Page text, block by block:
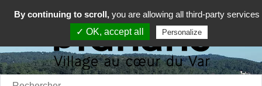
Rechercher:
By continuing to scroll, you are allowing all third-party services
✓ OK, accept all
Personalize